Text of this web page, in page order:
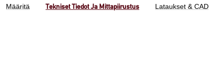
Määritä Tekniset Tiedot Ja Mittapiirustus Lataukset & CAD